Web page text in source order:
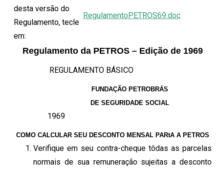
desta versão do
Regulamento, tecle
em:
RegulamentoPETROS69.doc
Regulamento da PETROS – Edição de 1969
REGULAMENTO BÁSICO
FUNDAÇÃO PETROBRÁS
DE SEGURIDADE SOCIAL
1969
COMO CALCULAR SEU DESCONTO MENSAL PARtA A PETROS
Verifique em seu contra-cheque tôdas as parcelas
normais de sua remuneração sujeitas a desconto